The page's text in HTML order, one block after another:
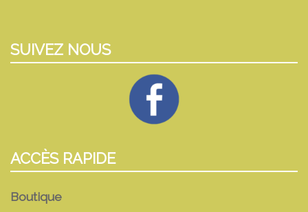
SUIVEZ NOUS
ACCÈS RAPIDE
Boutique